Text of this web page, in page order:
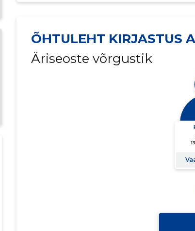
ÕHTULEHT KIRJASTUS
Äriseoste võrgustik